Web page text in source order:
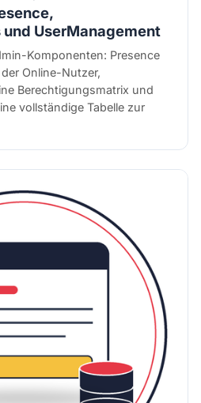
und UserManagement
Komponenten: Presence
Online-Nutzer,
Berechtigungsmatrix und
vollständige Tabelle zur